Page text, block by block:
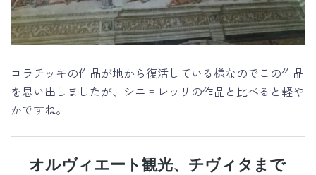
コラチッキの作品が地から復活している様なのでこの作品
を思い出しましたが、シニョレッリの作品と比べると軽や
かですね。